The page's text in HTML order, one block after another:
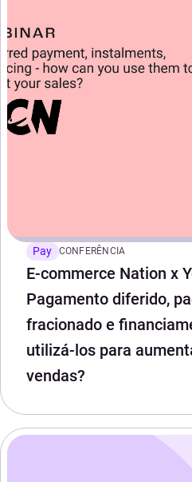
Pay CONFERÊNCIA
E-commerce Nation x
Pagamento diferido,
fracionado e
utilizá-los para
vendas?